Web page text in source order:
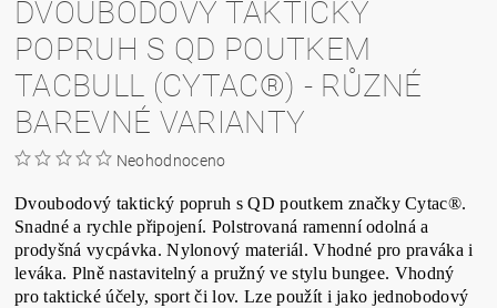
DVOUBODOVÝ TAKTICKÝ
POPRUH S QD POUTKEM
TACBULL (CYTAC®) - RŮZNÉ
BAREVNÉ VARIANTY
Neohodnoceno
Dvoubodový taktický popruh s QD poutkem značky Cytac®.
Snadné a rychle připojení. Polstrovaná ramenní odolná a
prodyšná vycpávka. Nylonový materiál. Vhodné pro praváka i
leváka. Plně nastavitelný a pružný ve stylu bungee. Vhodný
pro taktické účely, sport či lov. Lze použít i jako jednobodový